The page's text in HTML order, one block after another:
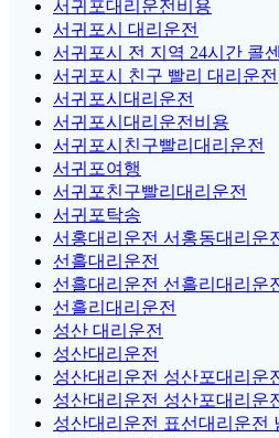
서귀포대리운전비용
서귀포시 대리운전
서귀포시 전 지역 24시간 콜
서귀포시 친구 빨리 대리운전
서귀포시대리운전
서귀포시대리운전비용
서귀포시친구빨리대리운전
서귀포여행
서귀포친구빨리대리운전
서귀포탁송
서홍대리운전 서홍동대리운
선흘대리운전
선흘대리운전 선흘리대리운
선흘리대리운전
성산 대리운전
성산대리운전
성산대리운전 성산포대리운
성산대리운전 성산포대리운
성산대리운전 표선대리운전